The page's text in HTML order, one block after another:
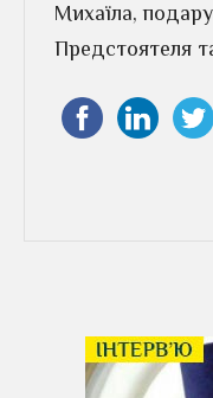
Михаїла,
Предстоятеля